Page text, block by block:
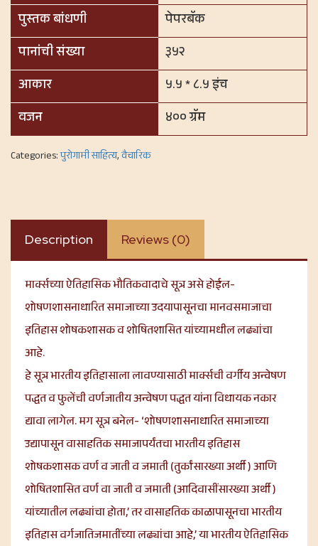
पुस्तक बांधणी
पेपरबॅक
पानांची संख्या
३५२
आकार
५.५ * ८.५ इंच
वजन
४०० ग्रॅम
Categories:पुरोगामी साहित्य,वैचारिक
Description Reviews (0)
मार्क्सच्या ऐतिहासिक भौतिकवादाचे सूत्र असे होईल-
शोषणशासनाधारित समाजाच्या उदयापासूनचा मानवसमाजाचा
इतिहास शोषकशासक व शोषितशासित यांच्यामधील लढ्यांचा
आहे.
हे सूत्र भारतीय इतिहासाला लावण्यासाठी मार्क्सची वर्गीय अन्वेषण
पद्धत व फुलेंची वर्णजातीय अन्वेषण पद्धत यांना विधायक नकार
द्यावा लागेल. मग सूत्र बनेल- ‘शोषणशासनाधारित समाजाच्या
उद्यापासून वासाहतिक समाजापर्यंतचा भारतीय इतिहास
शोषकशासक वर्ण व जाती व जमाती (तुर्कांसारख्या अर्थी ) आणि
शोषितशासित वर्ण वा जाती व जमाती (आदिवासींसारख्या अर्थी )
यांच्यातील लढ्यांचा होता,’ तर वासाहतिक काळापासूनचा भारतीय
इतिहास वर्गजातिजमातींच्या लढ्यांचा आहे,’ या भारतीय ऐतिहासिक